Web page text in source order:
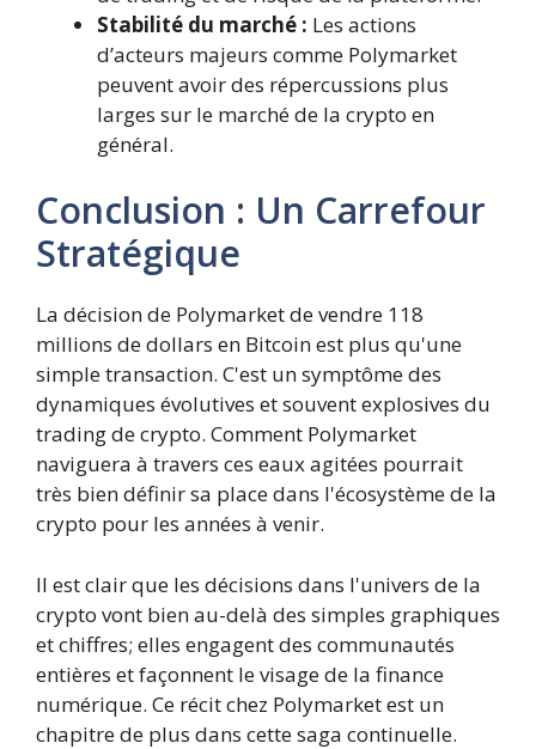
Stabilité du marché : Les actions
d’acteurs majeurs comme Polymarket
peuvent avoir des répercussions plus
larges sur le marché de la crypto en
général.
Conclusion : Un Carrefour
Stratégique
La décision de Polymarket de vendre 118
millions de dollars en Bitcoin est plus qu'une
simple transaction. C'est un symptôme des
dynamiques évolutives et souvent explosives du
trading de crypto. Comment Polymarket
naviguera à travers ces eaux agitées pourrait
très bien définir sa place dans l'écosystème de la
crypto pour les années à venir.
Il est clair que les décisions dans l'univers de la
crypto vont bien au-delà des simples graphiques
et chiffres; elles engagent des communautés
entières et façonnent le visage de la finance
numérique. Ce récit chez Polymarket est un
chapitre de plus dans cette saga continuelle.